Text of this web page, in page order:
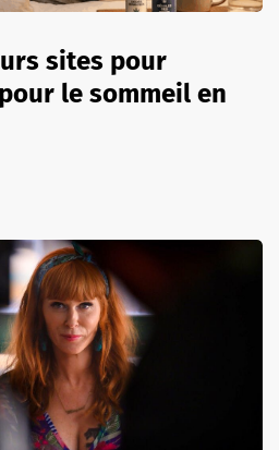
sites pour
le sommeil en